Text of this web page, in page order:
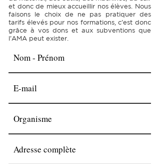
et donc de mieux accueillir nos élèves. Nous
faisons le choix de ne pas pratiquer des
tarifs élevés pour nos formations, c’est donc
grâce à vos dons et aux subventions que
l’AMA peut exister.